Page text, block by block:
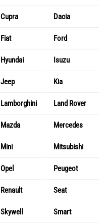
Cupra Dacia
Fiat Ford
Hyundai Isuzu
Jeep Kia
Lamborghini Land Rover
Mazda Mercedes
Mini Mitsubishi
Opel Peugeot
Renault Seat
Skywell Smart